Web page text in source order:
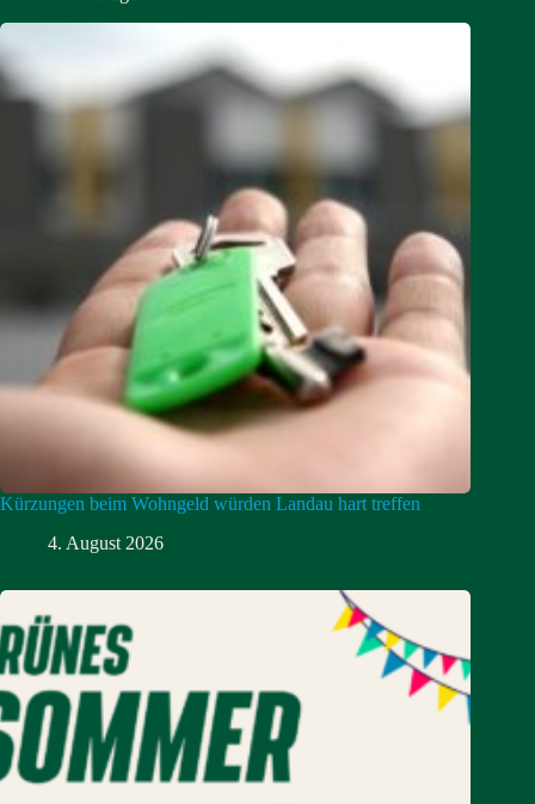
Kürzungen beim Wohngeld würden Landau hart treffen
4. August 2026